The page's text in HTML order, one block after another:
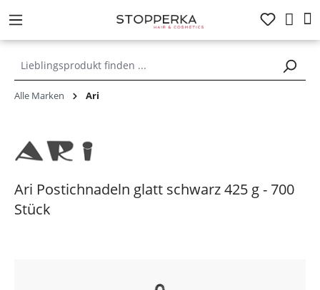
springen
Alle Marken Ari
Ari Postichnadeln glatt schwarz 425 g - 700
Stück